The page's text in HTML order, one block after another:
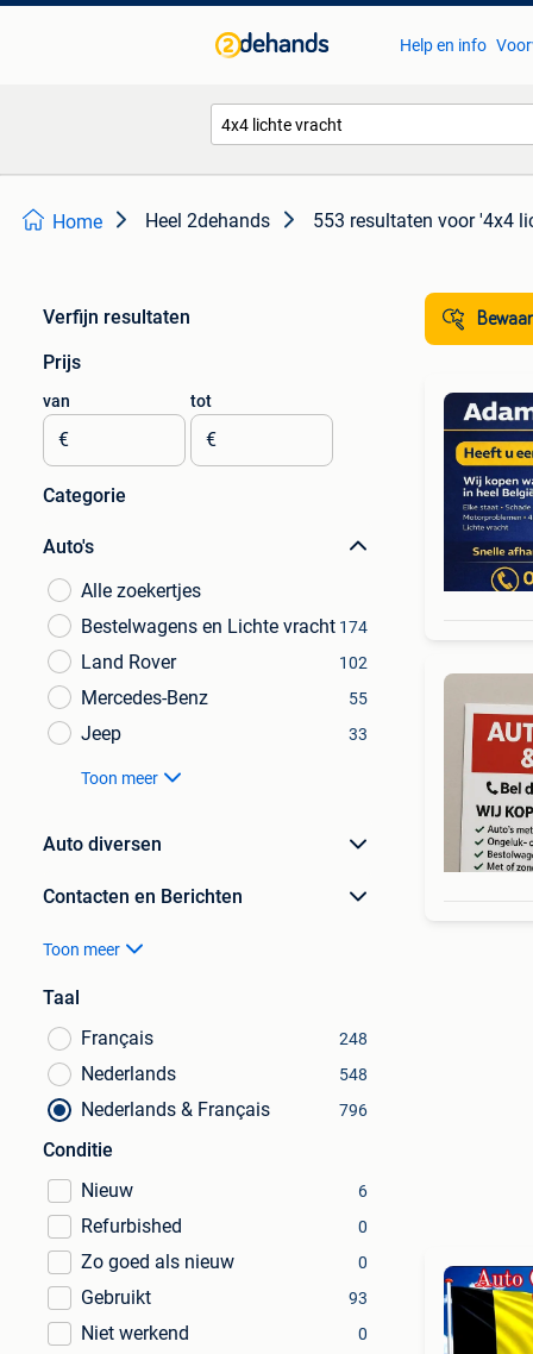
Help en info
Home Heel 2dehands 553 resultaten voor '4x4
Verfijn resultaten
Prijs
van
€
tot
€
Categorie
Auto's
Alle zoekertjes
Bestelwagens en Lichte vracht 174
Land Rover 102
Mercedes-Benz 55
Jeep 33
Toon meer
Auto diversen
Contacten en Berichten
Toon meer
Taal
Français
248
Nederlands 548
Nederlands & Français 796
Conditie
Nieuw
6
Refurbished 0
Zo goed als nieuw 0
Gebruikt 93
Niet werkend 0